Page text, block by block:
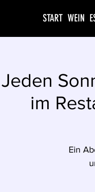
START WEIN
Jeden
im
Ein